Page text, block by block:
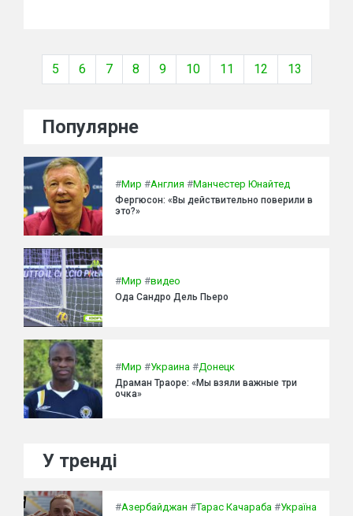
5 6 7 8 9 10 11 12 13
Популярне
#Мир #Англия #Манчестер Юнайтед
Фергюсон: «Вы действительно поверили в
это?»
#Мир #видео
Ода Сандро Дель Пьеро
#Мир #Украина #Донецк
Драман Траоре: «Мы взяли важные три
очка»
У тренді
#Азербайджан #Тарас Качараба #Україна